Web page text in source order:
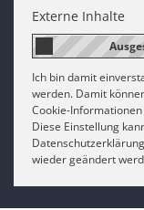
Externe Inhalte
Ich bin damit
werden. Damit
Cookie-
Diese Einstellung
wieder geändert